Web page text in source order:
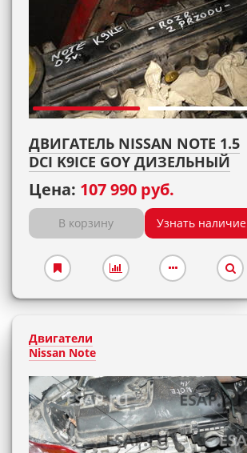
ДВИГАТЕЛЬ NISSAN NOTE 1.5
DCI K9ICE GOY ДИЗЕЛЬНЫЙ
Цена: 107 990 руб.
В корзину Узнать наличие
Двигатели
Nissan Note